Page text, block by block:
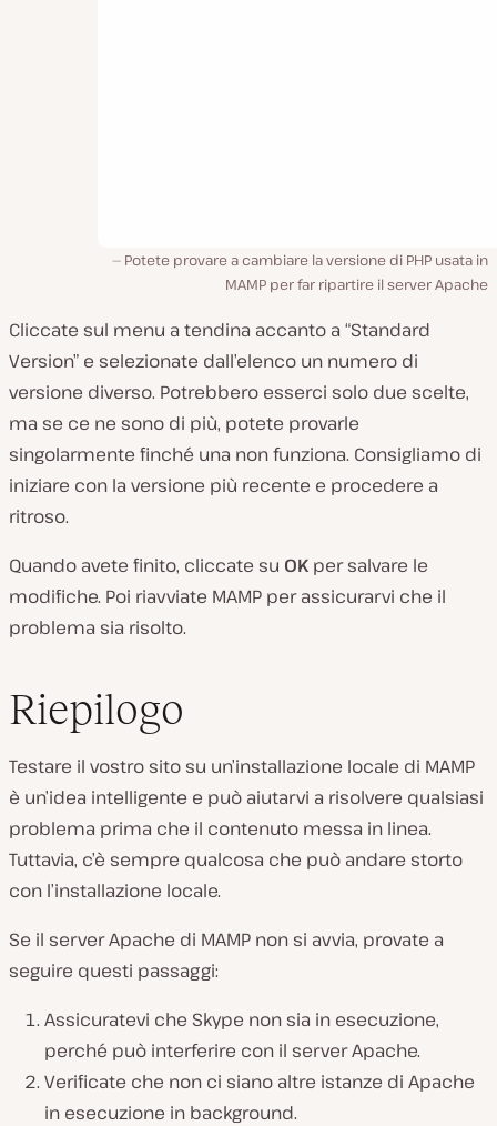
Potete provare a cambiare la versione di PHP usata in
MAMP per far ripartire il server Apache
Cliccate sul menu a tendina accanto a “Standard
Version” e selezionate dall’elenco un numero di
versione diverso. Potrebbero esserci solo due scelte,
ma se ce ne sono di più, potete provarle
singolarmente finché una non funziona. Consigliamo di
iniziare con la versione più recente e procedere a
ritroso.
Quando avete finito, cliccate su OK per salvare le
modifiche. Poi riavviate MAMP per assicurarvi che il
problema sia risolto.
Riepilogo
Testare il vostro sito su un’installazione locale di MAMP
è un’idea intelligente e può aiutarvi a risolvere qualsiasi
problema prima che il contenuto messa in linea.
Tuttavia, c’è sempre qualcosa che può andare storto
con l’installazione locale.
Se il server Apache di MAMP non si avvia, provate a
seguire questi passaggi:
Assicuratevi che Skype non sia in esecuzione,
perché può interferire con il server Apache.
Verificate che non ci siano altre istanze di Apache
in esecuzione in background.